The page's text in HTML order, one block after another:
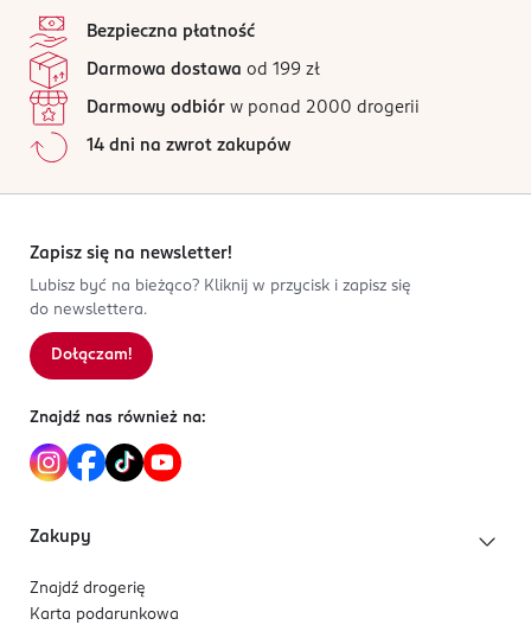
Bezpieczna płatność
Darmowa dostawa od 199 zł
Darmowy odbiór w ponad 2000 drogerii
14 dni na zwrot zakupów
Zapisz się na newsletter!
Lubisz być na bieżąco? Kliknij w przycisk i zapisz się
do newslettera.
Dołączam!
Znajdź nas również na:
Zakupy
Znajdź drogerię
Karta podarunkowa